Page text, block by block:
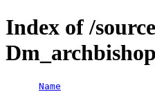
Index of /
Name